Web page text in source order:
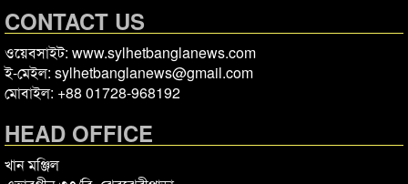
CONTACT US
ওয়েবসাইট: www.sylhetbanglanews.com
ই-মেইল: sylhetbanglanews@gmail.com
মোবাইল: +88 01728-968192
HEAD OFFICE
খান মঞ্জিল